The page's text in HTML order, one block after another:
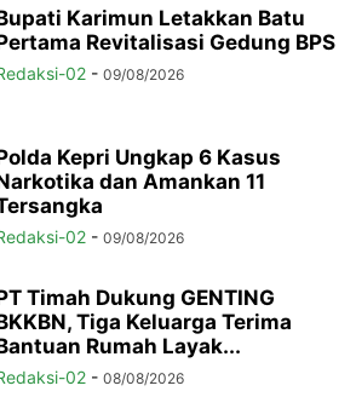
Karimun Letakkan Batu
Revitalisasi Gedung BPS
02 - 09/08/2026
Kepri Ungkap 6 Kasus
dan Amankan 11
02 - 09/08/2026
Timah Dukung GENTING
Tiga Keluarga Terima
Rumah Layak...
02 - 08/08/2026